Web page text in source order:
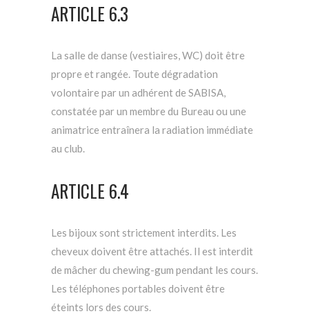
ARTICLE 6.3
La salle de danse (vestiaires, WC) doit être
propre et rangée. Toute dégradation
volontaire par un adhérent de SABISA,
constatée par un membre du Bureau ou une
animatrice entraînera la radiation immédiate
au club.
ARTICLE 6.4
Les bijoux sont strictement interdits. Les
cheveux doivent être attachés. Il est interdit
de mâcher du chewing-gum pendant les cours.
Les téléphones portables doivent être
éteints lors des cours.